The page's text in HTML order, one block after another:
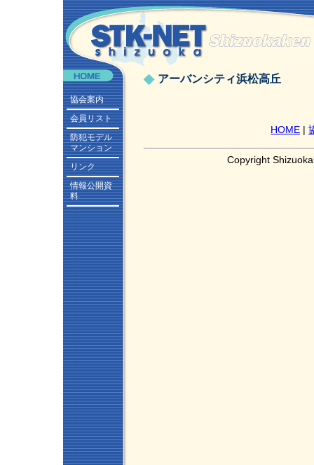
協会案内
会員リスト
防犯モデル
マンション
リンク
情報公開資
料
アーバンシティ浜松高丘
HOME |
Copyright